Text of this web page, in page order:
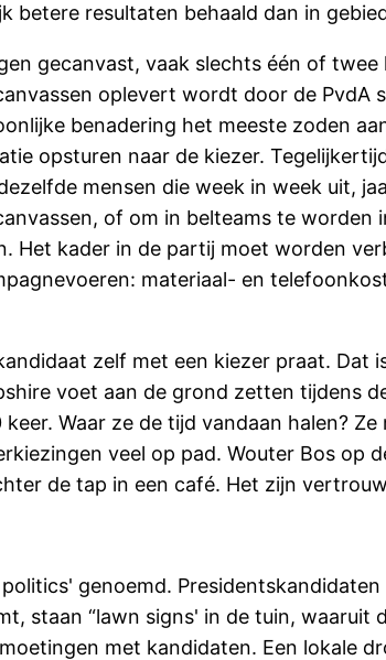
betere resultaten behaald dan in
gecanvast, vaak slechts één of
oplevert wordt door de
benadering het meeste zoden
opsturen naar de kiezer.
mensen die week in week uit,
of om in belteams te worden
Het kader in de partij moet worden
materiaal- en
zelf met een kiezer praat. Dat
voet aan de grond zetten tijdens
Waar ze de tijd vandaan halen?
veel op pad. Wouter Bos op
de tap in een café. Het zijn
genoemd.
staan “lawn signs' in de tuin, waaruit
met kandidaten. Een lokale